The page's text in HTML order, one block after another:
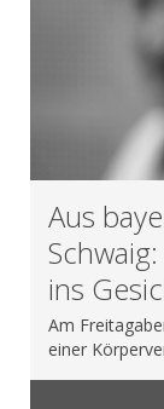
Aus
ins
Am
einer